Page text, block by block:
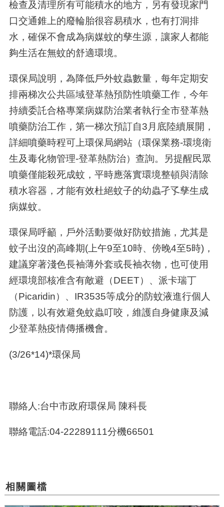
檢查及清理所有可能積水的地方，另有發現家門
口交通錐上的廢輪胎很容易積水，也有打洞排
水，確保不會成為病媒蚊的孳生源，讓家人都能
夠生活在無蚊的舒適環境。
環保局說明，為降低戶外蚊蟲數量，每年定期安
排兩梯次公共區域登革熱預防性噴藥工作，今年
持續委託合格專業病媒防治業者執行全市登革熱
噴藥防治工作，第一梯次預訂自3 月底陸續展開，
詳細噴藥時程可上環保局網站（環保業務-環境衛
生及毒化物管理-登革熱防治）查詢。另提醒民眾
噴藥僅能殺死成蚊，平時應落實環境整頓與清除
積水容器，才能有效杜絕蚊子的幼蟲孑孓孳生成
病媒蚊。
環保局呼籲，戶外活動要做好防蚊措施，尤其是
蚊子出沒的高峰期(上午9至10時、傍晚4至5時) ，
建議穿著淺色長袖薄外套或長袖衣物，也可使用
經環境部核准含有敵避（DEET）、派卡瑞丁
（Picaridin）、 IR3535等成分的防蚊液進行個人
防護，以有效避免蚊蟲叮咬，維護自身健康及減
少登革熱疫情傳播機會。
(3/26*14)*環保局
聯絡人:台中市政府環保局 陳科長
聯絡電話:04-22289111分機66501
相關圖檔